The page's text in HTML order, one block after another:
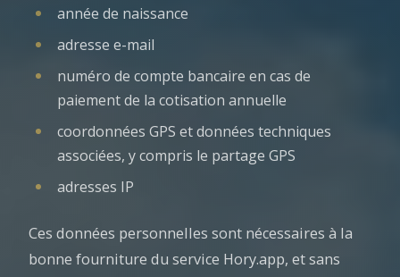
année de naissance
adresse e-mail
numéro de compte bancaire en cas de
paiement de la cotisation annuelle
coordonnées GPS et données techniques
associées, y compris le partage GPS
adresses IP
Ces données personnelles sont nécessaires à la
bonne fourniture du service Hory.app, et sans